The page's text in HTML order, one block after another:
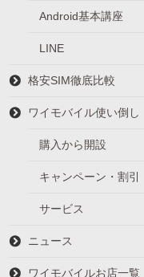
Android基本講座
LINE
格安SIM徹底比較
ワイモバイル使い倒し
購入から開設
キャンペーン・割引
サービス
ニュース
ワイモバイルお店一覧